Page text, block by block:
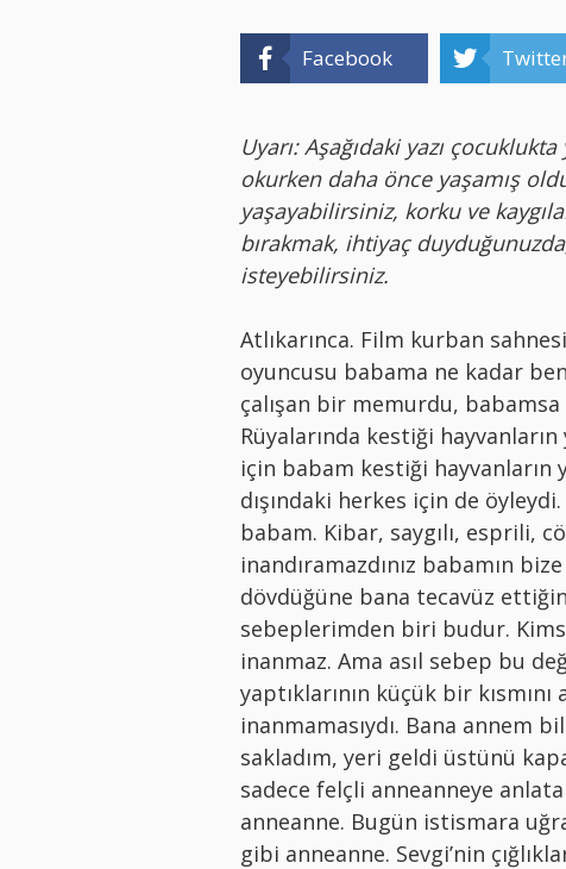
Facebook
Uyarı: Aşağıdaki yazı
okurken daha önce yaşamış
yaşayabilirsiniz, korku ve
bırakmak, ihtiyaç
isteyebilirsiniz.
Atlıkarınca. Film kurban
oyuncusu babama ne kadar
çalışan bir memurdu,
Rüyalarında kestiği
için babam kestiği hayvanların
dışındaki herkes için de
babam. Kibar, saygılı, esprili,
inandıramazdınız babamın
dövdüğüne bana tecavüz
sebeplerimden biri budur.
inanmaz. Ama asıl sebep bu
yaptıklarının küçük bir
inanmamasıydı. Bana annem
sakladım, yeri geldi üstünü
sadece felçli anneanneye
anneanne. Bugün istismara
gibi anneanne. Sevgi’nin